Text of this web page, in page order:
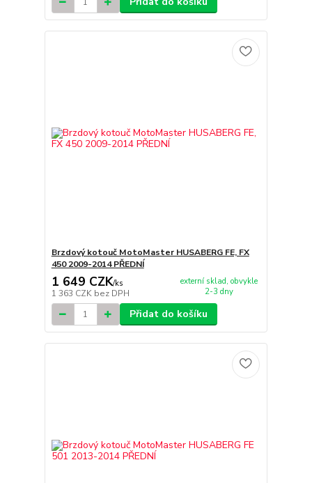
Brzdový kotouč MotoMaster HUSABERG FE, FX
450 2009-2014 PŘEDNÍ
1 649 CZK/ks
1 363 CZK bez DPH
externí sklad, obvykle
2-3 dny
Přidat do košíku